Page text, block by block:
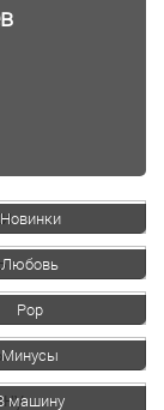
Новинки
Любовь
Pop
Минусы
машину